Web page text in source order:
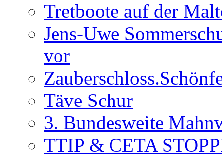
Tretboote auf der
Jens-Uwe
vor
Täve Schur
3. Bundesweite
TTIP & CETA